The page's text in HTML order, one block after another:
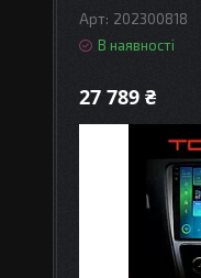
202300818
В наявності
27 789 ₴